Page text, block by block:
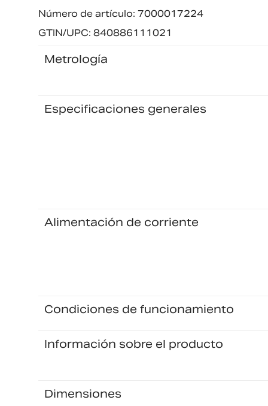
Número de artículo: 7000017224
GTIN/UPC: 840886111021
Metrología
Especificaciones generales
Alimentación de corriente
Condiciones de funcionamiento
Información sobre el producto
Dimensiones